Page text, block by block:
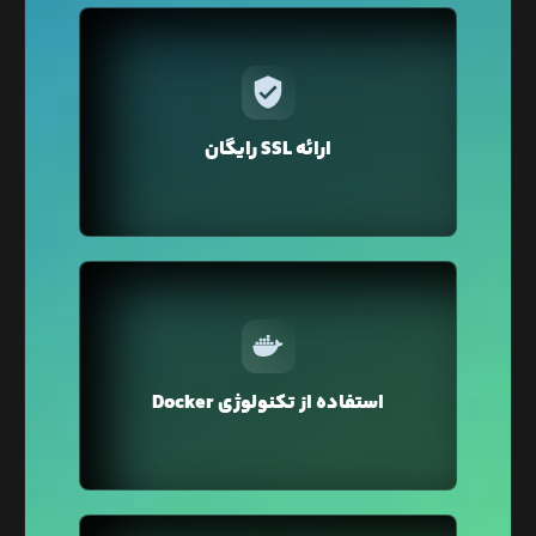
ارائه SSL رایگان
در لیارا برای دامنه‌ی‌ اختصاصی‌تان فقط با یک کلیک
می‌توانید گواهی SSL را تهیه کنید. نگران تمدید هم
شما تمدید می‌کند.
استفاده از تکنولوژی Docker
وبسایت شما استفاده می‌شود که محیطی ایزوله و
ایمن را برای اجرای وبسایت شما فراهم می‌کند.